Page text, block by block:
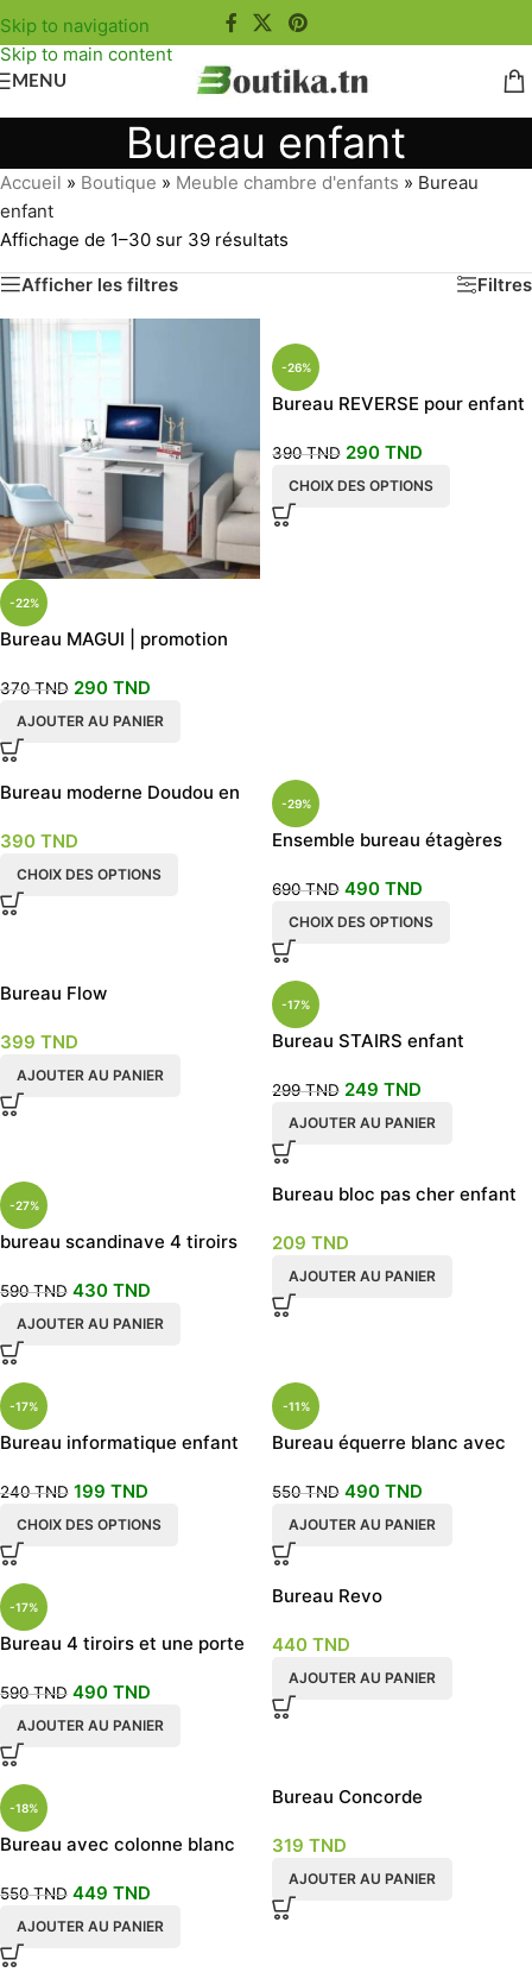
Skip to navigation
Skip to main content
MENU
Bureau enfant
Accueil » Boutique » Meuble chambre d'enfants » Bureau
enfant
Affichage de 1–30 sur 39 résultats
Afficher les filtres
Filtres
-22%
Bureau MAGUI | promotion
Tunisie
370TND 290 TND
AJOUTER AU PANIER
-26%
Bureau REVERSE pour enfant
390TND 290 TND
CHOIX DES OPTIONS
Bureau moderne Doudou en
390 TND
CHOIX DES OPTIONS
-29%
Ensemble bureau étagères
690TND 490 TND
CHOIX DES OPTIONS
Bureau Flow
399 TND
AJOUTER AU PANIER
-17%
Bureau STAIRS enfant
299TND 249 TND
AJOUTER AU PANIER
-27%
bureau scandinave 4 tiroirs
590TND 430 TND
AJOUTER AU PANIER
Bureau bloc pas cher enfant
209 TND
AJOUTER AU PANIER
-17%
Bureau informatique enfant
240TND 199 TND
CHOIX DES OPTIONS
-11%
Bureau équerre blanc avec
550TND 490 TND
AJOUTER AU PANIER
-17%
Bureau 4 tiroirs et une porte
590TND 490 TND
AJOUTER AU PANIER
Bureau Revo
440 TND
AJOUTER AU PANIER
-18%
Bureau avec colonne blanc
550TND 449 TND
AJOUTER AU PANIER
Bureau Concorde
319 TND
AJOUTER AU PANIER